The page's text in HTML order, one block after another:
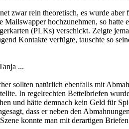
zwar rein theoretisch, es wurde
Mailswapper hochzunehmen, so hatte
(PLKs) verschickt. Zeigte
Kontakte verfügte, tauschte so
...
sollten natürlich ebenfalls mit
In regelrechten Bettelbriefen
und hätte demnach kein Geld für
dass er neben den
konnte man mit derartigen